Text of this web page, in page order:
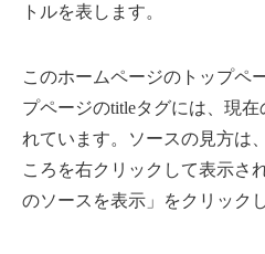
トルを表します。
このホームページのトップペ
プページのtitleタグには、現
れています。ソースの見方は
ころを右クリックして表示さ
のソースを表示」をクリック